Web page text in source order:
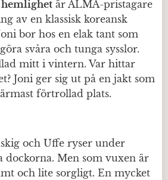
är ALMA-pristagare
av en klassisk koreansk
bor hos en elak tant som
svåra och tunga sysslor.
mitt i vintern. Var hittar
Joni ger sig ut på en jakt som
förtrollad plats.
och Uffe ryser under
dockorna. Men som vuxen är
och lite sorgligt. En mycket